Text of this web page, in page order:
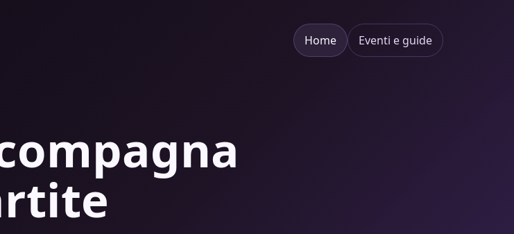
Home Eventi e guide